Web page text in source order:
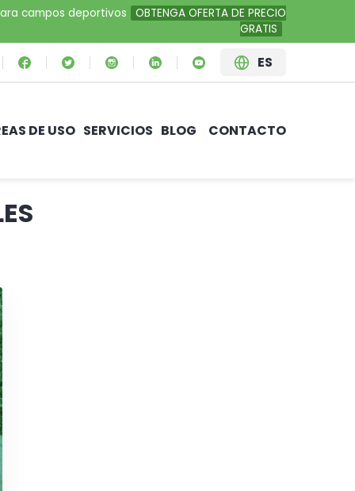
campos deportivos
OBTENGA OFERTA DE PRECIO
GRATIS
ES
DE USO SERVICIOS BLOG CONTACTO